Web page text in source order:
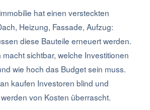
hat einen versteckten
Heizung, Fassade, Aufzug:
diese Bauteile erneuert werden.
macht sichtbar, welche Investitionen
wie hoch das Budget sein muss.
kaufen Investoren blind und
von Kosten überrascht.